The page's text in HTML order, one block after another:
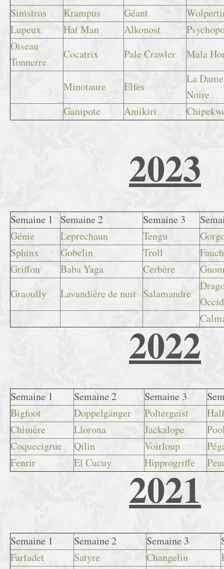
Sinistros
Krampus Géant
Lupeux
Hat Man Alkonost
Oiseau
Tonnerre
Cocatrix Pale Crawler Mala
Minotaure Elfes
La
Noire
Ganipote
Amikiri
2023
Semaine 1 Semaine 2 Semaine 3
Génie
Leprechaun Tengu
Sphinx
Gobelin Troll
Griffon
Baba Yaga Cerbère
Graoully
Lavandière de nuit Salamandre
2022
Semaine 1 Semaine 2 Semaine 3
Bigfoot
Doppelgänger Poltergeist
Chimère
Llorona Jackalope
Coquecigrue
Qilin Voirloup
Fenrir
El Cucuy Hipprogriffe
2021
Semaine 1 Semaine 2 Semaine 3
Farfadet
Satyre Changelin